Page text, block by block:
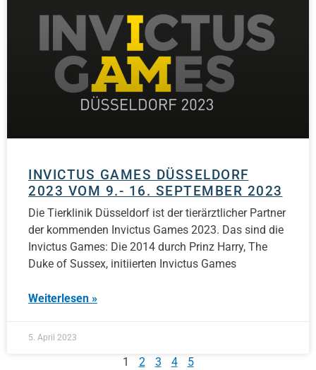
INVICTUS GAMES DÜSSELDORF
2023 VOM 9.- 16. SEPTEMBER 2023
Die Tierklinik Düsseldorf ist der tierärztlicher Partner
der kommenden Invictus Games 2023. Das sind die
Invictus Games: Die 2014 durch Prinz Harry, The
Duke of Sussex, initiierten Invictus Games
Weiterlesen »
5. April 2023
1 2 3 4 5